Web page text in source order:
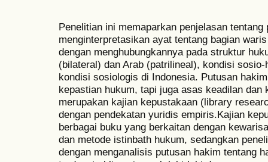
Penelitian ini memaparkan penjelasan
menginterpretasikan ayat tentang bagian
dengan menghubungkannya pada struktur
(bilateral) dan Arab (patrilineal), kondisi
kondisi sosiologis di Indonesia. Putusan
kepastian hukum, tapi juga asas keadilan dan
merupakan kajian kepustakaan (library
dengan pendekatan yuridis empiris.Kajian
berbagai buku yang berkaitan dengan
dan metode istinbath hukum, sedangkan
dengan menganalisis putusan hakim tentang